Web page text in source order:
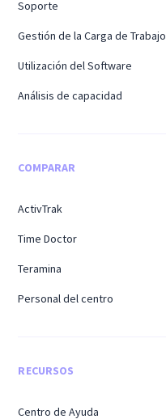
Soporte
Gestión de la Carga de Trabajo
Utilización del Software
Análisis de capacidad
COMPARAR
ActivTrak
Time Doctor
Teramina
Personal del centro
RECURSOS
Centro de Ayuda